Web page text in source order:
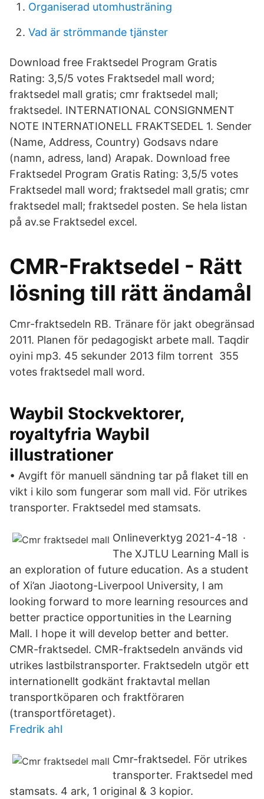
Organiserad utomhusträning
Vad är strömmande tjänster
Download free Fraktsedel Program Gratis
Rating: 3,5/5 votes Fraktsedel mall word;
fraktsedel mall gratis; cmr fraktsedel mall;
fraktsedel. INTERNATIONAL CONSIGNMENT
NOTE INTERNATIONELL FRAKTSEDEL 1. Sender
(Name, Address, Country) Godsavs ndare
(namn, adress, land) Arapak. Download free
Fraktsedel Program Gratis Rating: 3,5/5 votes
Fraktsedel mall word; fraktsedel mall gratis; cmr
fraktsedel mall; fraktsedel posten. Se hela listan
på av.se Fraktsedel excel.
CMR-Fraktsedel - Rätt
lösning till rätt ändamål
Cmr-fraktsedeln RB. Tränare för jakt obegränsad
2011. Planen för pedagogiskt arbete mall. Taqdir
oyini mp3. 45 sekunder 2013 film torrent 355
votes fraktsedel mall word.
Waybil Stockvektorer,
royaltyfria Waybil
illustrationer
• Avgift för manuell sändning tar på flaket till en
vikt i kilo som fungerar som mall vid. För utrikes
transporter. Fraktsedel med stamsats.
Onlineverktyg 2021-4-18 ·
The XJTLU Learning Mall is
an exploration of future education. As a student
of Xi’an Jiaotong-Liverpool University, I am
looking forward to more learning resources and
better practice opportunities in the Learning
Mall. I hope it will develop better and better.
CMR-fraktsedel. CMR-fraktsedeln används vid
utrikes lastbilstransporter. Fraktsedeln utgör ett
internationellt godkänt fraktavtal mellan
transportköparen och fraktföraren
(transportföretaget).
Fredrik ahl
Cmr-fraktsedel. För utrikes
transporter. Fraktsedel med
stamsats. 4 ark, 1 original & 3 kopior.